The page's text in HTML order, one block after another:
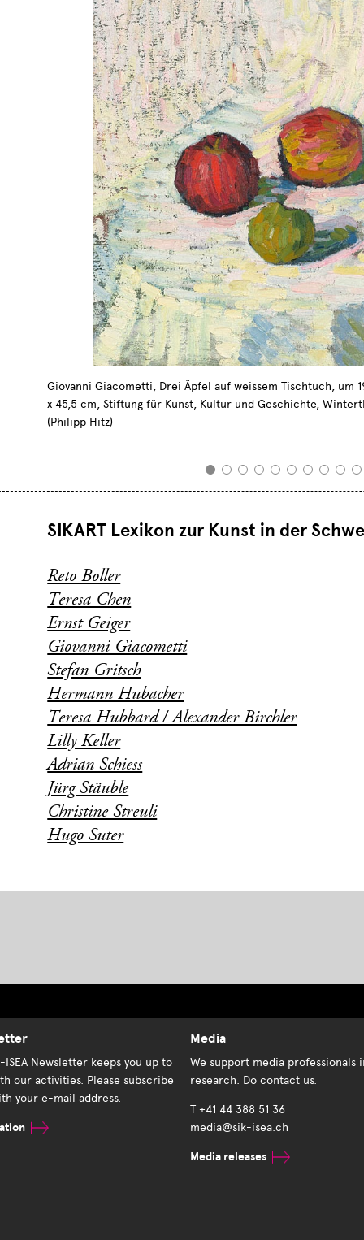
Giovanni Giacometti, Drei Äpfel auf weissem Tischtuch, um
x 45,5 cm, Stiftung für Kunst, Kultur und Geschichte,
(Philipp Hitz)
SIKART Lexikon zur Kunst in der
Reto Boller
Teresa Chen
Ernst Geiger
Giovanni Giacometti
Stefan Gritsch
Hermann Hubacher
Teresa Hubbard / Alexander Birchler
Lilly Keller
Adrian Schiess
Jürg Stäuble
Christine Streuli
Hugo Suter
ISEA Newsletter keeps you up to
our activities. Please subscribe
your e-mail address.
Media
We support media professionals
research. Do contact us.
T +41 44 388 51 36
media@sik-isea.ch
Media releases